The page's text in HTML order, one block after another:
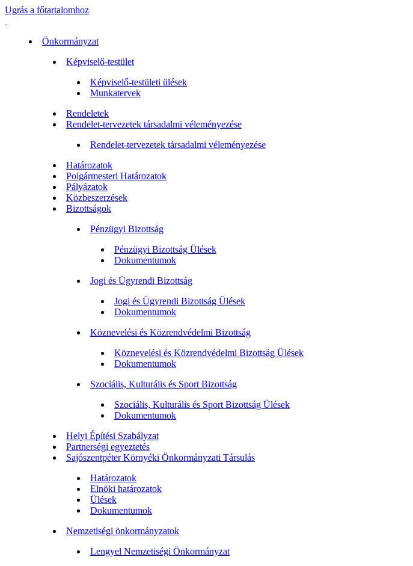
Ugrás a főtartalomhoz
Önkormányzat
Képviselő-testület
Képviselő-testületi ülések
Munkatervek
Rendeletek
Rendelet-tervezetek társadalmi véleményezése
Rendelet-tervezetek társadalmi véleményezése
Határozatok
Polgármesteri Határozatok
Pályázatok
Közbeszerzések
Bizottságok
Pénzügyi Bizottság
Pénzügyi Bizottság Ülések
Dokumentumok
Jogi és Ügyrendi Bizottság
Jogi és Ügyrendi Bizottság Ülések
Dokumentumok
Köznevelési és Közrendvédelmi Bizottság
Köznevelési és Közrendvédelmi Bizottság Ülések
Dokumentumok
Szociális, Kulturális és Sport Bizottság
Szociális, Kulturális és Sport Bizottság Ülések
Dokumentumok
Helyi Építési Szabályzat
Partnerségi egyeztetés
Sajószentpéter Környéki Önkormányzati Társulás
Határozatok
Elnöki határozatok
Ülések
Dokumentumok
Nemzetiségi önkormányzatok
Lengyel Nemzetiségi Önkormányzat